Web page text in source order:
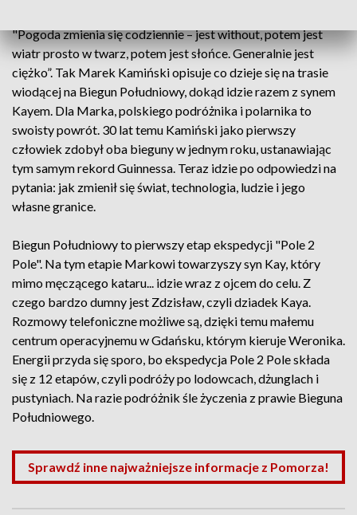
"Pogoda zmienia się codziennie – jest without, potem jest
wiatr prosto w twarz, potem jest słońce. Generalnie jest
ciężko”. Tak Marek Kamiński opisuje co dzieje się na trasie
wiodącej na Biegun Południowy, dokąd idzie razem z synem
Kayem. Dla Marka, polskiego podróżnika i polarnika to
swoisty powrót. 30 lat temu Kamiński jako pierwszy
człowiek zdobył oba bieguny w jednym roku, ustanawiając
tym samym rekord Guinnessa. Teraz idzie po odpowiedzi na
pytania: jak zmienił się świat, technologia, ludzie i jego
własne granice.
Biegun Południowy to pierwszy etap ekspedycji "Pole 2
Pole". Na tym etapie Markowi towarzyszy syn Kay, który
mimo męczącego kataru... idzie wraz z ojcem do celu. Z
czego bardzo dumny jest Zdzisław, czyli dziadek Kaya.
Rozmowy telefoniczne możliwe są, dzięki temu małemu
centrum operacyjnemu w Gdańsku, którym kieruje Weronika.
Energii przyda się sporo, bo ekspedycja Pole 2 Pole składa
się z 12 etapów, czyli podróży po lodowcach, dżunglach i
pustyniach. Na razie podróżnik śle życzenia z prawie Bieguna
Południowego.
Sprawdź inne najważniejsze informacje z Pomorza!